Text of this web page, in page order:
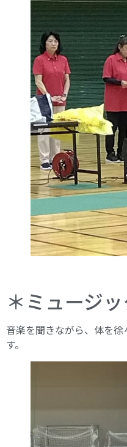
＊ミュージ
音楽を聞きながら、体を
す。